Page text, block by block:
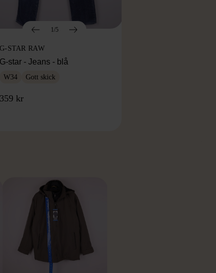
1/5
G-STAR RAW
G-star - Jeans - blå
W34 Gott skick
359 kr